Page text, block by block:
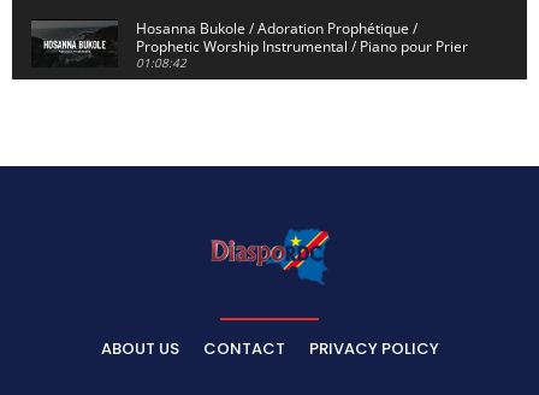
Hosanna Bukole / Adoration Prophétique /
Prophetic Worship Instrumental / Piano pour Prier
01:08:42
Dieu de Secours - God of Rescue / Adoration
Yahweh Sabaoth / Prophetic Worship Instrumental
/ Piano pour prier / Instrumental d'intercession
ELIKIA NA NGAI / Instrumental de Prière / 1H
01:03:38
ABOUT US CONTACT PRIVACY POLICY